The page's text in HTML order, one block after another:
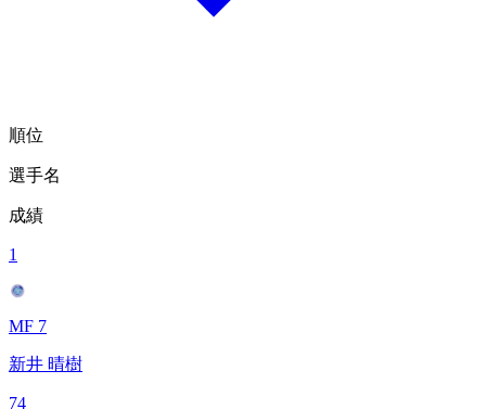
順位
選手名
成績
1
MF 7
新井 晴樹
74